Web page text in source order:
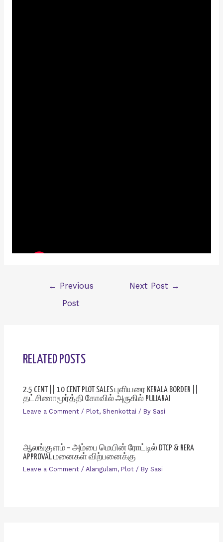
← Previous
Post
Next Post →
RELATED POSTS
2.5 CENT || 10 CENT PLOT SALES புளியரை KERALA BORDER ||
தட்சிணாமூர்த்தி கோவில் அருகில் PULIARAI
Leave a Comment / Plot, Shenkottai / By Sasi
ஆலங்குளம் – அம்பை மெயின் ரோட்டில் DTCP & RERA
APPROVAL மனைகள் விற்பனைக்கு
Leave a Comment / Alangulam, Plot/ By Sasi